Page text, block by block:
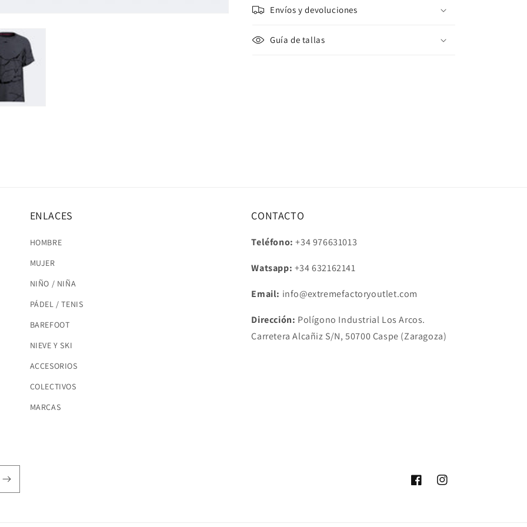
Envíos y devoluciones
Guía de tallas
ENLACES
HOMBRE
MUJER
NIÑO / NIÑA
PÁDEL / TENIS
BAREFOOT
NIEVE Y SKI
ACCESORIOS
COLECTIVOS
MARCAS
CONTACTO
Teléfono: +34 976631013
Watsapp: +34632162141
Email: info@extremefactoryoutlet.com
Dirección: Polígono Industrial Los Arcos.
Carretera Alcañiz S/N, 50700 Caspe (Zaragoza)
FacebookInstagram